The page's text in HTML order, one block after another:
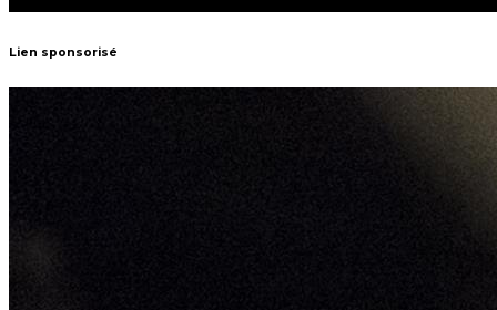
Lien sponsorisé